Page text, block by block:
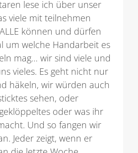
lese ich über unser
viele mit teilnehmen
können und dürfen
um welche Handarbeit es
mag… wir sind viele und
vieles. Es geht nicht nur
häkeln, wir würden auch
sehen, oder
oder was ihr
Und so fangen wir
Jeder zeigt, wenn er